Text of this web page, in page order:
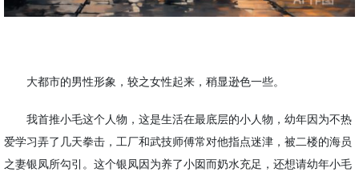
大都市的男性形象，较之女性起来，稍显逊色一些。
我首推小毛这个人物，这是生活在最底层的小人物，幼年因为不热
爱学习弄了几天拳击，工厂和武技师傅常对他指点迷津，被二楼的海员
之妻银凤所勾引。这个银凤因为养了小囡而奶水充足，还想请幼年小毛